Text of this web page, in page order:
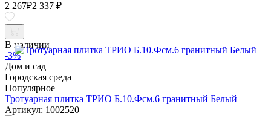
2 267₽2 337 ₽
В наличии
-3%
Дом и сад
Городская среда
Популярное
Тротуарная плитка ТРИО Б.10.Фсм.6 гранитный Белый
Артикул: 1002520